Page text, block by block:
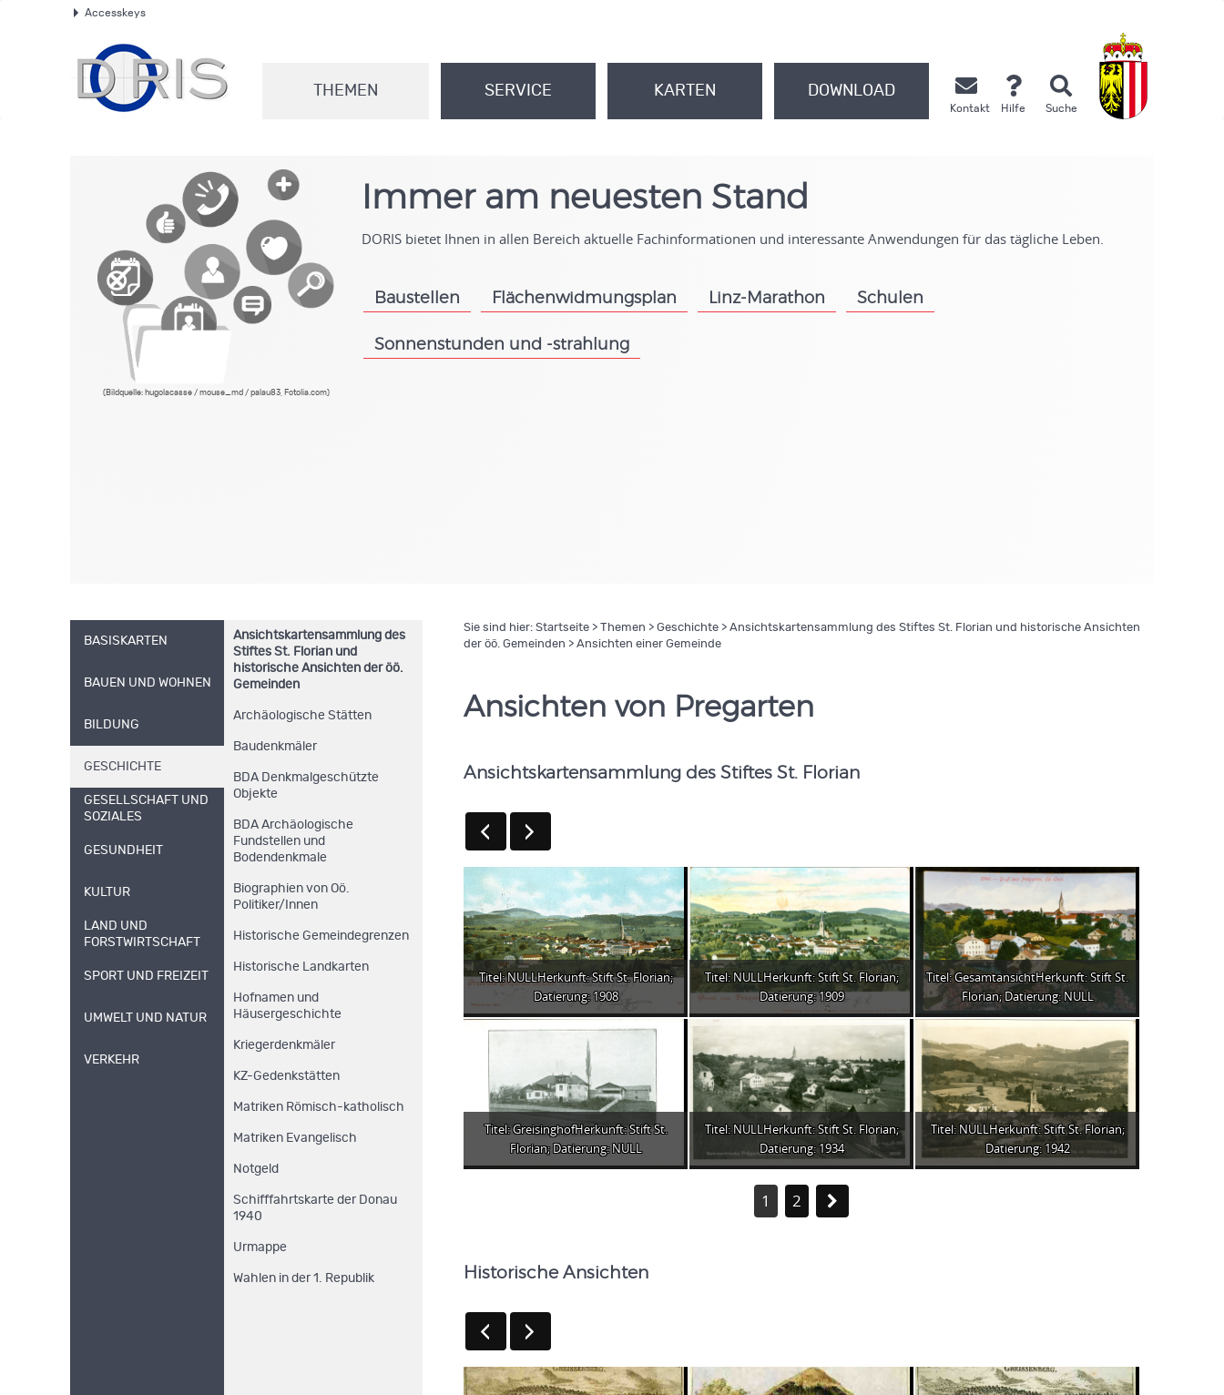
Accesskeys
THEMEN SERVICE KARTEN DOWNLOAD
Kontakt Hilfe Suche
(Bildquelle: hugolacasse / mouse_md / palau83, Fotolia.com)
Immer am neuesten Stand
DORIS bietet Ihnen in allen Bereich aktuelle Fachinformationen und interessante Anwendungen für das tägliche Leben.
Baustellen Flächenwidmungsplan
.
Linz-Marathon Schulen
Sonnenstunden und -strahlung
BASISKARTEN
BAUEN UND WOHNEN
BILDUNG
GESCHICHTE
Ansichtskartensammlung des
Stiftes St. Florian und
historische Ansichten der öö.
Gemeinden
Archäologische Stätten
Baudenkmäler
BDA Denkmalgeschützte
Objekte
BDA Archäologische
Fundstellen und
Bodendenkmale
Biographien von Oö.
Politiker/Innen
Historische Gemeindegrenzen
Historische Landkarten
Hofnamen und
Häusergeschichte
Kriegerdenkmäler
KZ-Gedenkstätten
Matriken Römisch-katholisch
Matriken Evangelisch
Notgeld
Schifffahrtskarte der Donau
1940
Urmappe
Wahlen in der 1. Republik
GESELLSCHAFT UND
SOZIALES
GESUNDHEIT
KULTUR
LAND UND
FORSTWIRTSCHAFT
SPORT UND FREIZEIT
UMWELT UND NATUR
VERKEHR
Sie sind hier: Startseite> Themen > Geschichte> Ansichtskartensammlung des Stiftes St. Florian und historische Ansichten
der öö. Gemeinden > Ansichten einer Gemeinde
Ansichten von Pregarten
Ansichtskartensammlung des Stiftes St. Florian
Titel: NULLHerkunft: Stift St. Florian;
Datierung: 1908
Titel: NULLHerkunft: Stift St. Florian;
Datierung: 1909
Titel: GesamtansichtHerkunft: Stift St.
Florian; Datierung: NULL
Titel: GreisinghofHerkunft: Stift St.
Florian; Datierung: NULL
Titel: NULLHerkunft: Stift St. Florian;
Datierung: 1934
Titel: NULLHerkunft: Stift St. Florian;
Datierung: 1942
1 2
Historische Ansichten